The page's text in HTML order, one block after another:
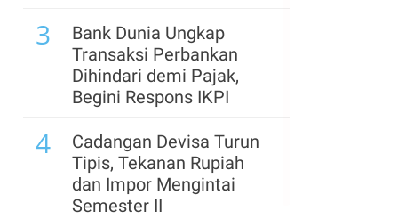
3
Bank Dunia Ungkap
Transaksi Perbankan
Dihindari demi Pajak,
Begini Respons IKPI
4
Cadangan Devisa Turun
Tipis, Tekanan Rupiah
dan Impor Mengintai
Semester II